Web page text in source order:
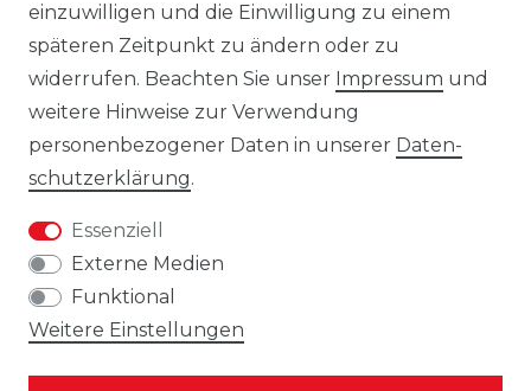
Gebrauchte Ware wurde von uns nicht
getestet. Diese wird so verkauft, wie
angeboten, jedoch unter Ausschluss
jeglicher Sachmängel. Eine Haftung für
Sachmängel ist ausgeschlossen, es sei denn,
verschwiegen oder eine
Beschaffenheitsgarantie übernommen. Die
Haftung für Schäden aus der Verletzung
des Lebens, des Körpers oder der
einzuwilligen und die Einwilligung zu einem
späteren Zeitpunkt zu ändern oder zu
widerrufen. Beachten Sie unser Impressum und
weitere Hinweise zur Verwendung
personenbezogener Daten in unserer Daten­
schutz­erklärung.
Essenziell
Externe Medien
Funktional
Weitere Einstellungen